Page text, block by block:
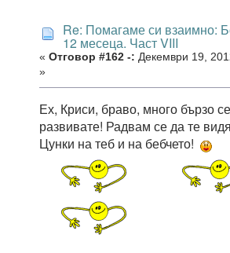
Re: Помагаме си взаимно:
12 месеца. Част VIII
« Отговор #162 -: Декември 19,
»
Ех, Криси, браво, много бързо се
развивате! Радвам се да те
Цунки на теб и на бебчето!